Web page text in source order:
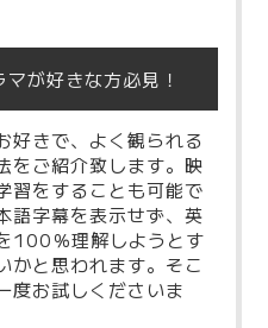
が好きな方必見！
好きで、よく観られる
をご紹介致します。映
習をすることも可能で
語字幕を表示せず、英
100％理解しようとす
かと思われます。そこ
度お試しくださいま